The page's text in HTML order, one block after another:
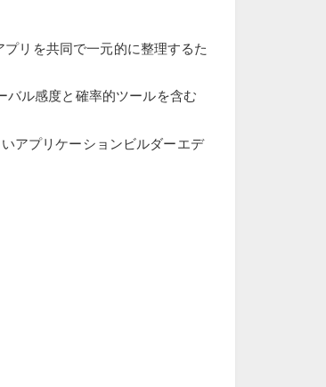
リを共同で一元的に整理するた
バル感度と確率的ツールを含む
アプリケーションビルダーエデ